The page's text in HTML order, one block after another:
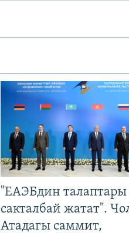
"ЕАЭБдин талаптары
сакталбай жатат".
Атадагы саммит,